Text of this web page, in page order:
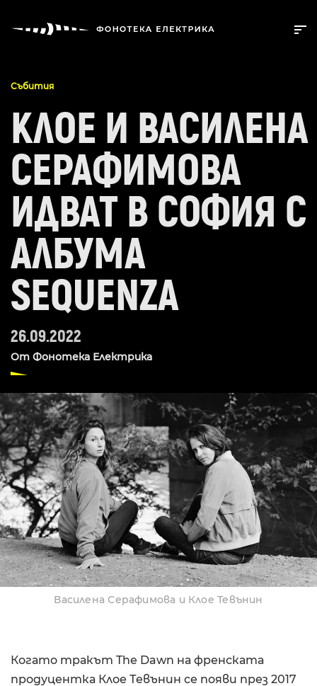
Събития
КЛОЕ И ВАСИЛЕНА
СЕРАФИМОВА
ИДВАТ В СОФИЯ С
АЛБУМА
SEQUENZA
26.09.2022
От Фонотека Електрика
Василена Серафимова и Клое Тевънин
Когато тракът The Dawn на френската
продуцентка Клое Тевънин се появи през 2017